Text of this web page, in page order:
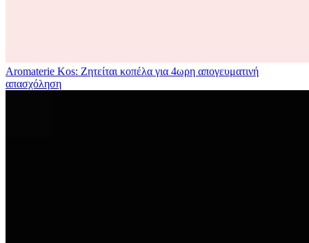
Aromaterie Kos: Ζητείται κοπέλα για 4ωρη απογευματινή
απασχόληση